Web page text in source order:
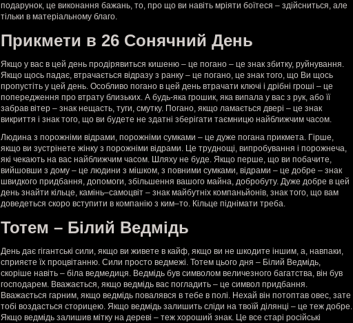
подарунок, це виконання бажань, то, про що ви навіть мріяти боїтеся – здійсниться, але
тільки в матеріальному благо.
Прикмети в 26 Сонячний День
Якщо у вас в цей день продірявиться кишеню – це погано – це знак збитку, руйнування.
Якщо щось падає, втрачається відразу з ранку – це погано, це знак того, що Ви щось
пропустіть у цей день. Особливо погано в цей день втрачати ключі і дрібні гроші – це
попередження про втрату близьких. А будь-яка грошик, яка випала у вас з рук, або її
забрав вітер – знак нещасть, туги, смутку. Погано, якщо ламається двері – це знак
викриття і знак того, що ви будете не здатні зберігати таємницю найближчим часом.
Людина з порожніми відрами, порожніми сумками – це дуже погана прикмета. Гірше,
якщо ви зустрінете жінку з порожніми відрами. Це труднощі, випробування і порожнеча,
які чекають на вас найближчим часом. Шляху не буде. Якщо перше, що ви побачите,
вийшовши з дому – це людини з мішком, з повними сумками, відрами – це добре – знак
швидкого придбання, допомоги, збільшення вашого майна, добробуту. Дуже добре в цей
день знайти кільце, камінь–самоцвіт – знак майбутніх компаньйонів, знак того, що вам
доведеться скоро вступити в компанію з ким–то. Кільце піднімати треба.
Тотем – Білий Ведмідь
День дає гігантські сили, якщо ви живете в кайф, якщо ви не шкодите іншим, а, навпаки,
сприяєте їх процвітанню. Сили просто ведмежі. Тотем цього дня – Білий Ведмідь,
скоріше навіть – біла ведмедиця. Ведмідь був символом величезного багатства, він був
господарем. Вважається, якщо ведмідь вас погладить – це символ придбання.
Вважається гарним, якщо ведмідь повалявся в тебе в полі. Нехай він потоптав овес, зате
тобі воздасться сторицею. Якщо ведмідь залишить сліди на твоїй ділянці – це теж добре.
Якщо ведмідь залишив мітку на дереві – теж хороший знак. Це все старі російські